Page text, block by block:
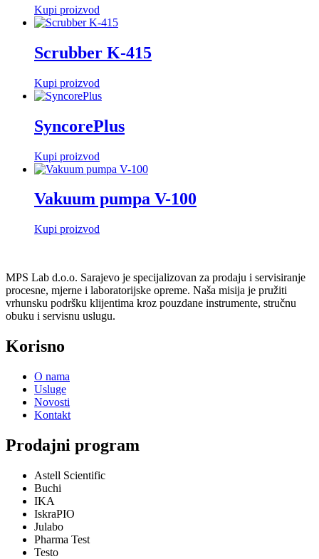
Kupi proizvod
Scrubber K-415
Kupi proizvod
SyncorePlus
Kupi proizvod
Vakuum pumpa V-100
Kupi proizvod
MPS Lab d.o.o. Sarajevo je specijalizovan za prodaju i servisiranje
procesne, mjerne i laboratorijske opreme. Naša misija je pružiti
vrhunsku podršku klijentima kroz pouzdane instrumente, stručnu
obuku i servisnu uslugu.
Korisno
O nama
Usluge
Novosti
Kontakt
Prodajni program
Astell Scientific
Buchi
IKA
IskraPIO
Julabo
Pharma Test
Testo